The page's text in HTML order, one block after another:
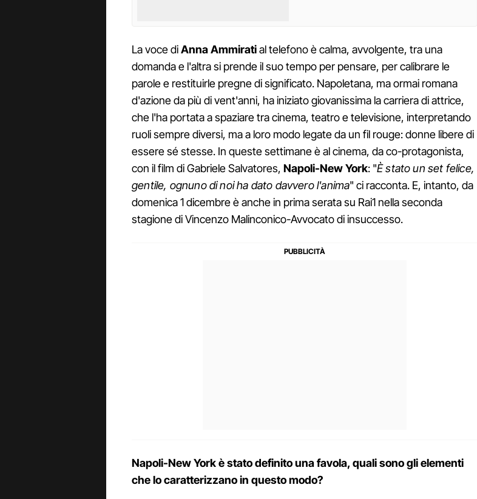
La voce diAnna Ammiratial telefono è calma, avvolgente, tra una
domanda e l'altra si prende il suo tempo per pensare, per calibrare le
parole e restituirle pregne di significato. Napoletana, ma ormai romana
d'azione da più di vent'anni, ha iniziato giovanissima la carriera di attrice,
che l'ha portata a spaziare tra cinema, teatro e televisione, interpretando
ruoli sempre diversi, ma a loro modo legate da un fil rouge: donne libere di
essere sé stesse. In queste settimane è al cinema, da co-protagonista,
con il film di Gabriele Salvatores, Napoli-New York: "È stato un set felice,
gentile, ognuno di noi ha dato davvero l'anima" ci racconta. E, intanto, da
domenica 1 dicembre è anche in prima serata su Rai1 nella seconda
stagione di Vincenzo Malinconico-Avvocato di insuccesso.
Napoli-New York è stato definito una favola, quali sono gli elementi
che lo caratterizzano in questo modo?